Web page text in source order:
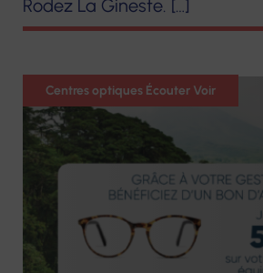
Rodez La Gineste. […]
Optique
Centres optiques Écouter Voir